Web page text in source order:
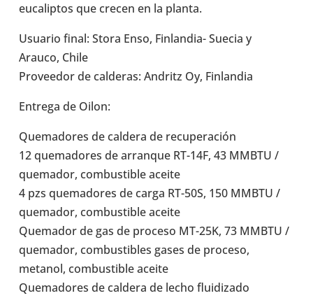
euca­lip­tos que crecen en la planta.
Usuario final: Stora Enso, Finlandia-​ Suecia y
Arauco, Chile
Pro­vee­dor de cal­de­ras: Andritz Oy, Fin­lan­dia
Entrega de Oilon:
Que­ma­do­res de caldera de recu­pe­ra­ción
12 que­ma­do­res de arran­que RT-14F, 43 MMBTU /
que­ma­dor, com­bus­ti­ble aceite
4 pzs que­ma­do­res de carga RT-50S, 150 MMBTU /
que­ma­dor, com­bus­ti­ble aceite
Que­ma­dor de gas de proceso MT-25K, 73 MMBTU /
que­ma­dor, com­bus­ti­bles gases de proceso,
metanol, com­bus­ti­ble aceite
Que­ma­do­res de caldera de lecho flui­di­zado